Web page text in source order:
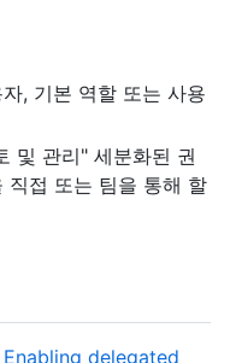
, 기본 역할 또는 사용
및 관리" 세분화된 권
직접 또는 팀을 통해 할
Enabling delegated